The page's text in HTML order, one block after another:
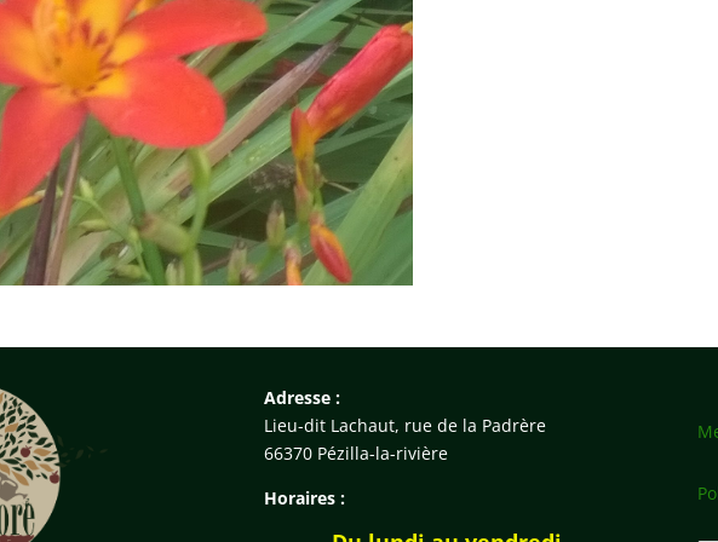
Adresse :
Lieu-dit Lachaut, rue de la Padrère
66370 Pézilla-la-rivière
Horaires :